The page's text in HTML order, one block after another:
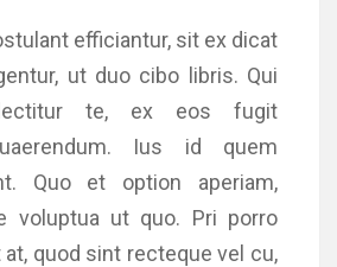
efficiantur, sit ex dicat
ut duo cibo libris. Qui
te, ex eos fugit
Ius id quem
Quo et option aperiam,
voluptua ut quo. Pri porro
quod sint recteque vel cu,